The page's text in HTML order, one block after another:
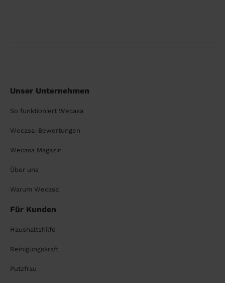
Unser Unternehmen
So funktioniert Wecasa
Wecasa-Bewertungen
Wecasa Magazin
Über uns
Warum Wecasa
Für Kunden
Haushaltshilfe
Reinigungskraft
Putzfrau